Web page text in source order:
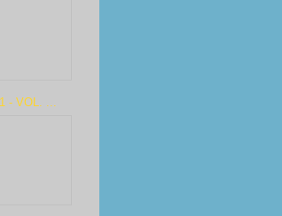
- VOL. ...